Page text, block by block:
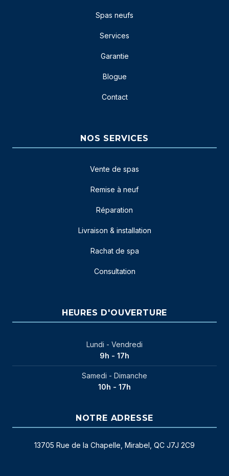
Spas neufs
Services
Garantie
Blogue
Contact
NOS SERVICES
Vente de spas
Remise à neuf
Réparation
Livraison & installation
Rachat de spa
Consultation
HEURES D'OUVERTURE
Lundi - Vendredi
9h - 17h
Samedi - Dimanche
10h - 17h
NOTRE ADRESSE
13705 Rue de la Chapelle, Mirabel, QC J7J 2C9